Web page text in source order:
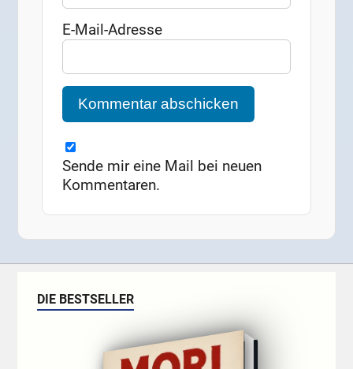
E-Mail-Adresse
Sende mir eine Mail bei neuen
Kommentaren.
DIE BESTSELLER